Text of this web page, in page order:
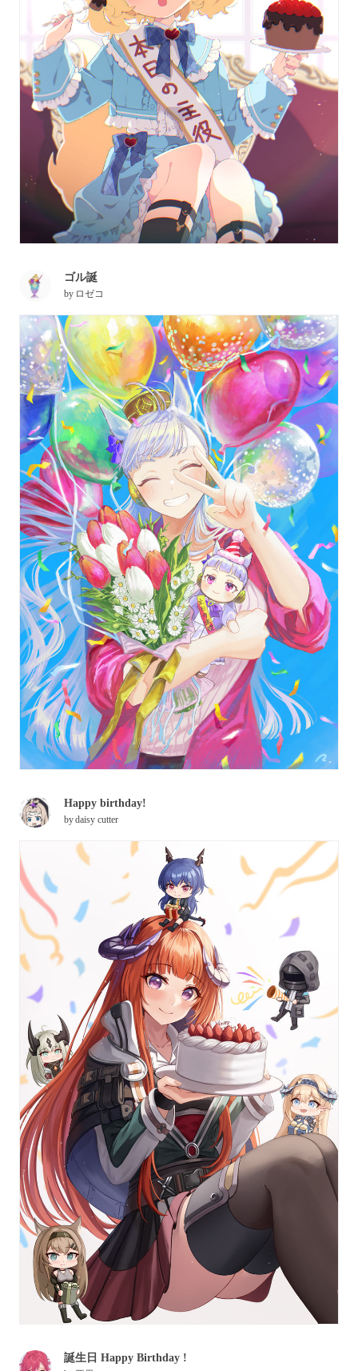
ゴル誕
by ロゼコ
Happy birthday!
bydaisy cutter
誕生日 Happy Birthday !